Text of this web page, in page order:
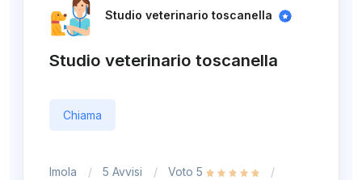
Studio veterinario toscanella
Studio veterinario toscanella
Chiama
Imola 5 Avvisi
Voto 5